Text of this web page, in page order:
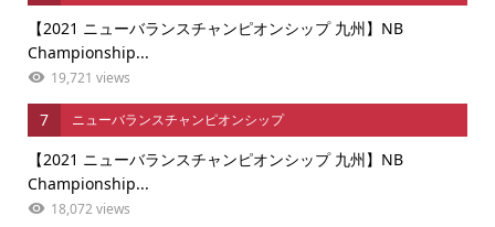
【2021 ニューバランスチャンピオンシップ 九州】NB
Championship...
19,721 views
7 ニューバランスチャンピオンシップ
【2021 ニューバランスチャンピオンシップ 九州】NB
Championship...
18,072 views